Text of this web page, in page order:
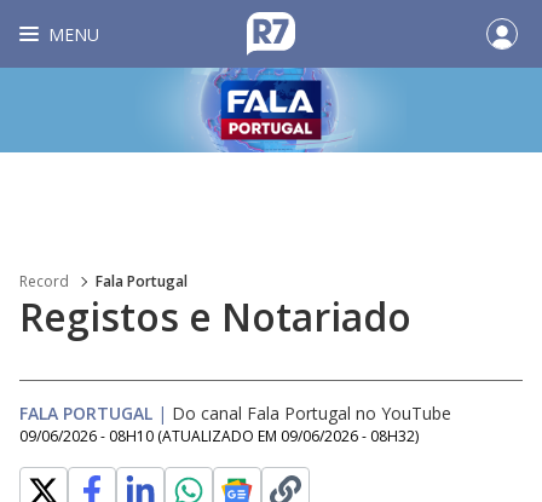
MENU
Record Fala Portugal
Registos e Notariado
FALA PORTUGAL | Do canal Fala Portugal no YouTube
09/06/2026 - 08H10 (ATUALIZADO EM 09/06/2026 - 08H32)